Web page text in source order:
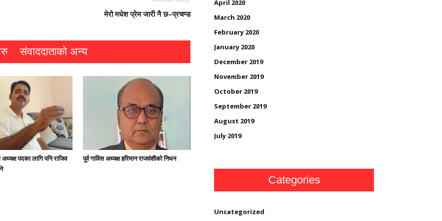
मेरो मधेश प्रेम जारी नै छ–प्रचण्ड
संवाददाताको अन्य
पदका लागि पनि राजिव
पूर्व गाविस अध्यक्ष हरिमान राजवंशीको निधन
April 2020
March 2020
February 2020
January 2020
December 2019
November 2019
October 2019
September 2019
August 2019
July 2019
Categories
Uncategorized